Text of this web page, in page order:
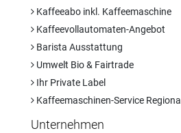
Kaffeeabo inkl. Kaffeemaschine
Kaffeevollautomaten-Angebot
Barista Ausstattung
Umwelt Bio & Fairtrade
Ihr Private Label
Kaffeemaschinen-Service Regional
Unternehmen